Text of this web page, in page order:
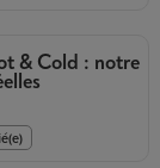
& Cold : notre